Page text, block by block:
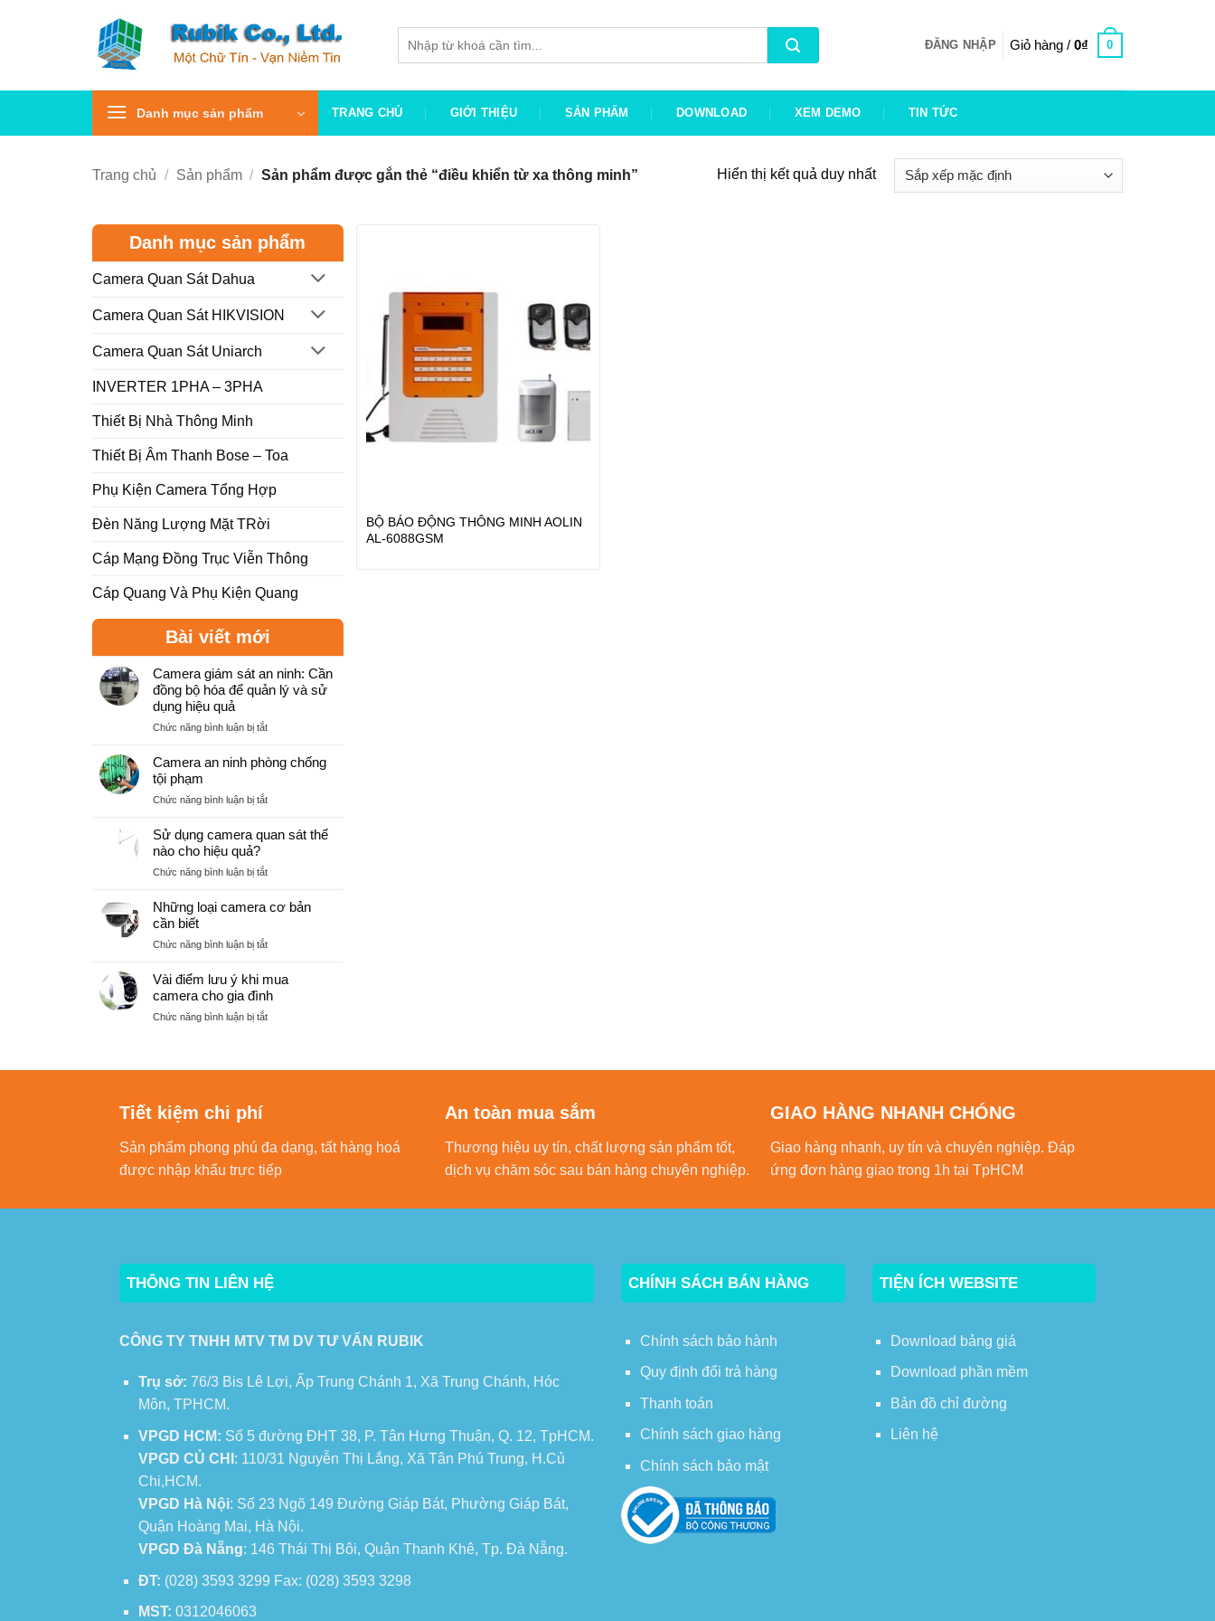
kiếm:
ĐĂNG NHẬP Giỏ hàng / 0₫ 0
Danh mục sản phẩm TRANG CHỦ GIỚI THIỆU SẢN PHẨM DOWNLOAD XEM DEMO TIN TỨC
Trang chủ / Sản phẩm / Sản phẩm được gắn thẻ “điều khiển từ xa thông minh” Hiển thị kết quả duy nhất
Danh mục sản phẩm
Camera Quan Sát Dahua
Camera Quan Sát HIKVISION
Camera Quan Sát Uniarch
INVERTER 1PHA – 3PHA
Thiết Bị Nhà Thông Minh
Thiết Bị Âm Thanh Bose – Toa
Phụ Kiện Camera Tổng Hợp
Đèn Năng Lượng Mặt TRời
Cáp Mạng Đồng Trục Viễn Thông
Cáp Quang Và Phụ Kiện Quang
Bài viết mới
Camera giám sát an ninh: Cần
đồng bộ hóa để quản lý và sử
dụng hiệu quả
Chức năng bình luận bị tắtở
giám
ninh:
đồng
lý
sử
quả
Camera an ninh phòng chống
tội phạm
Chức năng bình luận bị tắtở
chống
phạm
Sử dụng camera quan sát thế
nào cho hiệu quả?
Chức năng bình luận bị tắtở
sát
nào
cho
Những loại camera cơ bản
cần biết
Chức năng bình luận bị tắtở
camera
bản
Vài điểm lưu ý khi mua
camera cho gia đình
Chức năng bình luận bị tắtở
gia
đình
BỘ BÁO ĐỘNG THÔNG MINH AOLIN
AL-6088GSM
Tiết kiệm chi phí
Sản phẩm phong phú đa dạng, tất hàng hoá
được nhập khẩu trực tiếp
An toàn mua sắm
Thương hiệu uy tín, chất lượng sản phẩm tốt,
dịch vụ chăm sóc sau bán hàng chuyên nghiệp.
GIAO HÀNG NHANH CHÓNG
Giao hàng nhanh, uy tín và chuyên nghiệp. Đáp
ứng đơn hàng giao trong 1h tại TpHCM
THÔNG TIN LIÊN HỆ
CÔNG TY TNHH MTV TM DV TƯ VẤN RUBIK
Trụ sở: 76/3 Bis Lê Lợi, Ấp Trung Chánh 1, Xã Trung Chánh, Hóc
Môn, TPHCM.
VPGD HCM: Số 5 đường ĐHT 38, P. Tân Hưng Thuận, Q. 12, TpHCM.
VPGD CỦ CHI : 110/31 Nguyễn Thị Lắng, Xã Tân Phú Trung, H.Củ
Chi,HCM.
VPGD Hà Nội: Số 23 Ngõ 149 Đường Giáp Bát, Phường Giáp Bát,
Quận Hoàng Mai, Hà Nội.
VPGD Đà Nẵng: 146 Thái Thị Bôi, Quận Thanh Khê, Tp. Đà Nẵng.
ĐT: (028) 3593 3299 Fax: (028) 3593 3298
MST: 0312046063
CHÍNH SÁCH BÁN HÀNG
Chính sách bảo hành
Quy định đổi trả hàng
Thanh toán
Chính sách giao hàng
Chính sách bảo mật
TIỆN ÍCH WEBSITE
Download bảng giá
Download phần mềm
Bản đồ chỉ đường
Liên hệ